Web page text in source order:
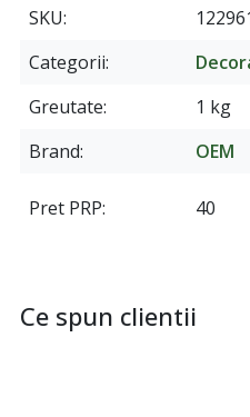
SKU
Categorii
Greutate
1 kg
Brand
OEM
Pret PRP 40
Ce spun clientii